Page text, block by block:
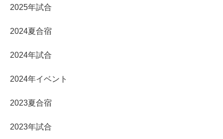
2025年試合
2024夏合宿
2024年試合
2024年イベント
2023夏合宿
2023年試合